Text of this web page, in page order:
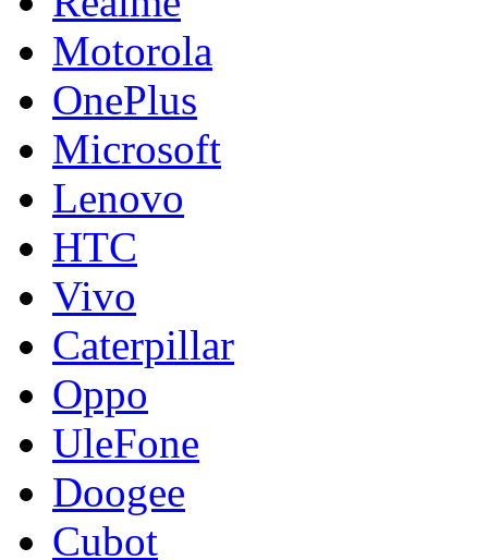
Motorola
OnePlus
Microsoft
Lenovo
HTC
Vivo
Caterpillar
Oppo
UleFone
Doogee
Cubot